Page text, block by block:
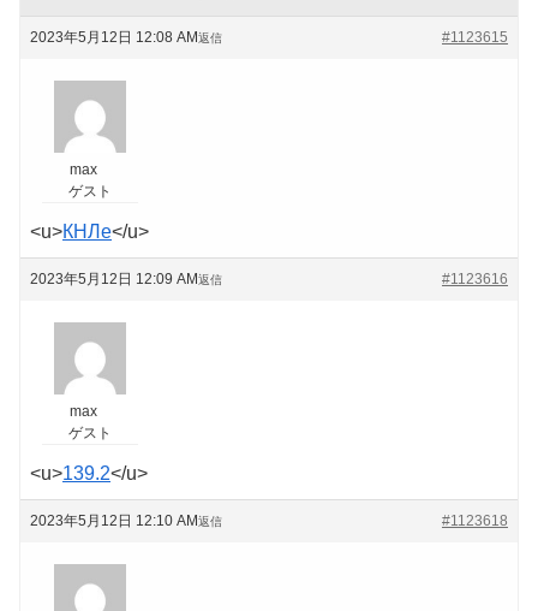
2023年5月12日 12:08 AM #1123615
返信
max
ゲスト
<u>КНЛе</u>
2023年5月12日 12:09 AM #1123616
返信
max
ゲスト
<u>139.2</u>
2023年5月12日 12:10 AM #1123618
返信